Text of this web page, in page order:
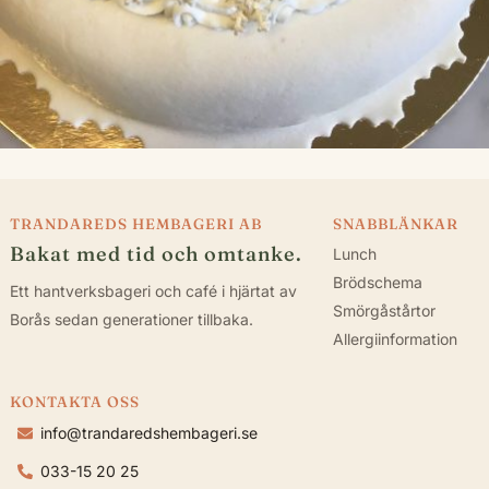
TRANDAREDS HEMBAGERI AB
Bakat med tid och omtanke.
Ett hantverksbageri och café i hjärtat av
Borås sedan generationer tillbaka.
SNABBLÄNKAR
Lunch
Brödschema
Smörgåstårtor
Allergiinformation
KONTAKTA OSS
info@trandaredshembageri.se
033-15 20 25